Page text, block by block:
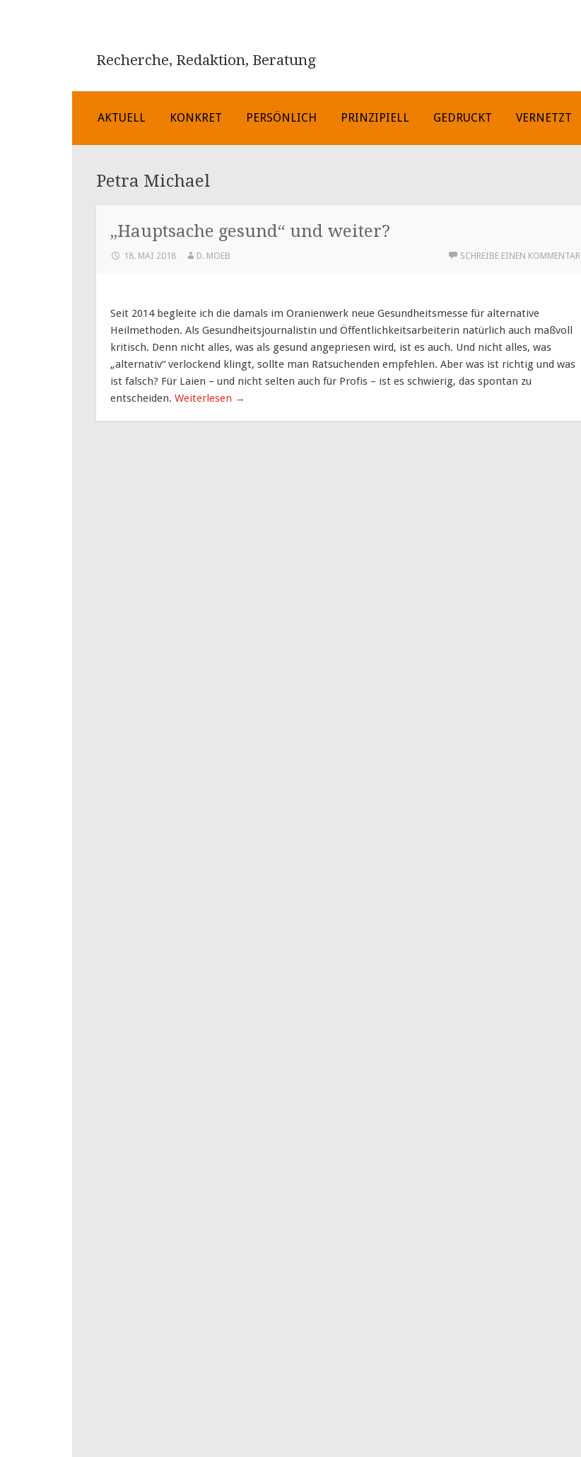
Recherche, Redaktion, Beratung
ZUM
SPRINGEN
AKTUELL KONKRET PERSÖNLICH PRINZIPIELL GEDRUCKT VERNETZT
Petra Michael
„Hauptsache gesund“ und weiter?
18. MAI 2018 D. MOEB SCHREIBE EINEN KOMMENTAR
Seit 2014 begleite ich die damals im Oranienwerk neue Gesundheitsmesse für alternative
Heilmethoden. Als Gesundheitsjournalistin und Öffentlichkeitsarbeiterin natürlich auch maßvoll
kritisch. Denn nicht alles, was als gesund angepriesen wird, ist es auch. Und nicht alles, was
„alternativ“ verlockend klingt, sollte man Ratsuchenden empfehlen. Aber was ist richtig und was
ist falsch? Für Laien – und nicht selten auch für Profis – ist es schwierig, das spontan zu
entscheiden. Weiterlesen →